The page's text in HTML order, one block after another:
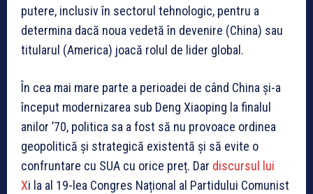
putere, inclusiv în sectorul tehnologic, pentru a
determina dacă noua vedetă în devenire (China) sau
titularul (America) joacă rolul de lider global.
În cea mai mare parte a perioadei de când China și-a
început modernizarea sub Deng Xiaoping la finalul
anilor ’70, politica sa a fost să nu provoace ordinea
geopolitică și strategică existentă și să evite o
confruntare cu SUA cu orice preț. Dar discursul lui
Xi la al 19-lea Congres Național al Partidului Comunist